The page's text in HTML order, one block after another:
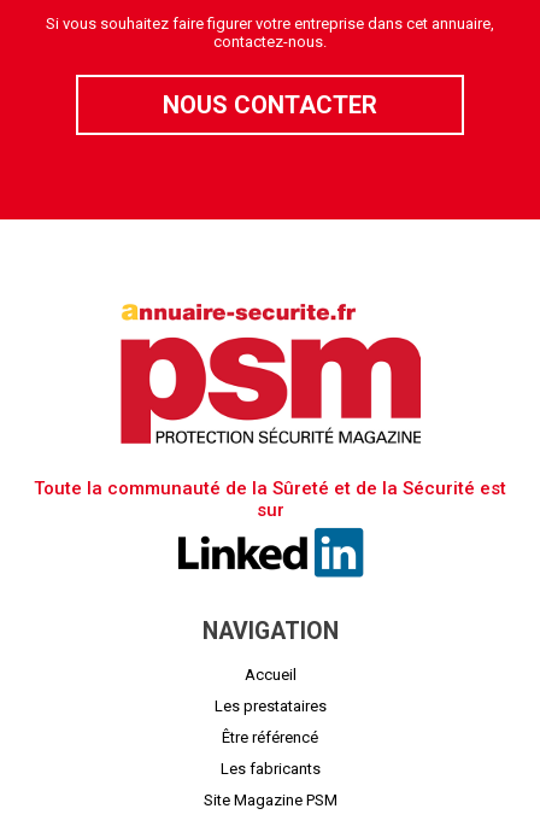
Si vous souhaitez faire figurer votre entreprise dans cet annuaire,
contactez-nous.
NOUS CONTACTER
Toute la communauté de la Sûreté et de la Sécurité est
sur
NAVIGATION
Accueil
Les prestataires
Être référencé
Les fabricants
Site Magazine PSM